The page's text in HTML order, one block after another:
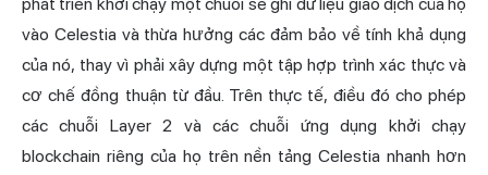
vào Celestia và thừa hưởng các đảm bảo về tính khả dụng
của nó, thay vì phải xây dựng một tập hợp trình xác thực và
cơ chế đồng thuận từ đầu. Trên thực tế, điều đó cho phép
các chuỗi Layer 2 và các chuỗi ứng dụng khởi chạy
blockchain riêng của họ trên nền tảng Celestia nhanh hơn